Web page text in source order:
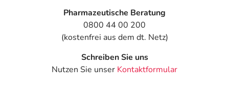
Pharmazeutische Beratung
0800 44 00 200
(kostenfrei aus dem dt. Netz)
Schreiben Sie uns
Nutzen Sie unser Kontaktformular